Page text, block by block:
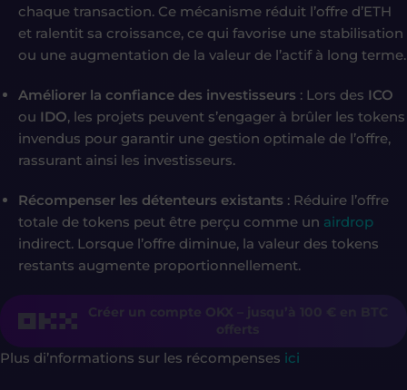
chaque transaction. Ce mécanisme réduit l’offre d’ETH
et ralentit sa croissance, ce qui favorise une stabilisation
ou une augmentation de la valeur de l’actif à long terme.
Améliorer la confiance des investisseurs : Lors des ICO
ou IDO, les projets peuvent s’engager à brûler les tokens
invendus pour garantir une gestion optimale de l’offre,
rassurant ainsi les investisseurs.
Récompenser les détenteurs existants : Réduire l’offre
totale de tokens peut être perçu comme un airdrop
indirect. Lorsque l’offre diminue, la valeur des tokens
restants augmente proportionnellement.
Créer un compte OKX – jusqu’à 100 € en BTC
offerts
Plus di’nformations sur les récompenses ici